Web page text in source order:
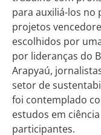
para auxiliá-los no
projetos
escolhidos por
por lideranças do
Arapyaú,
setor de
foi contemplado
estudos em
participantes.